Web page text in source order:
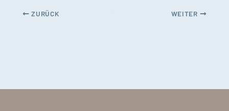
ZURÜCK WEITER